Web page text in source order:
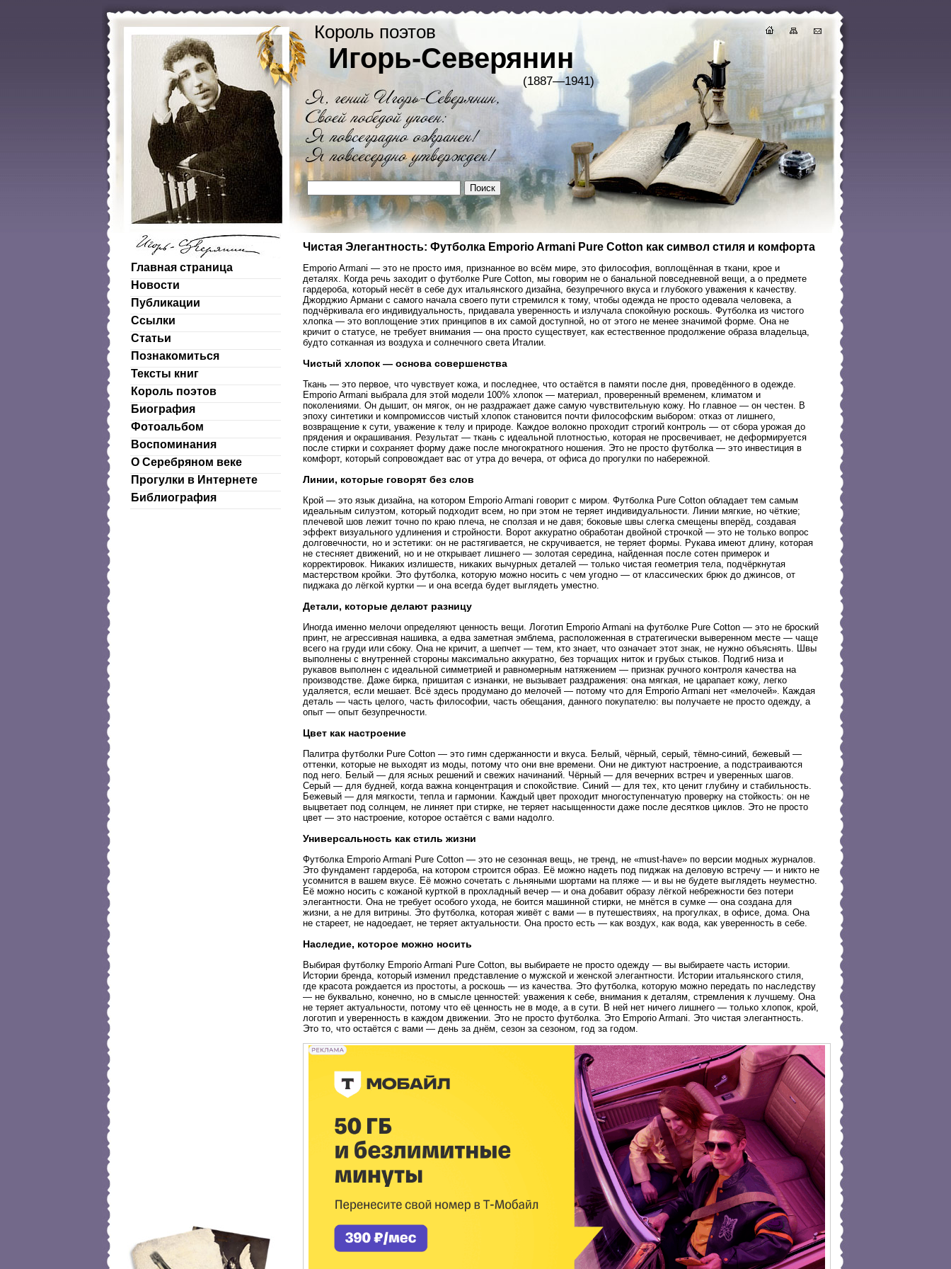
Король поэтов
Игорь-Северянин
(1887—1941)
Главная страница
Новости
Публикации
Ссылки
Статьи
Познакомиться
Тексты книг
Король поэтов
Биография
Фотоальбом
Воспоминания
О Серебряном веке
Прогулки в Интернете
Библиография
Чистая Элегантность: Футболка Emporio Armani Pure Cotton как символ стиля и комфорта
Emporio Armani — это не просто имя, признанное во всём мире, это философия, воплощённая в ткани, крое и
деталях. Когда речь заходит о футболке Pure Cotton, мы говорим не о банальной повседневной вещи, а о предмете
гардероба, который несёт в себе дух итальянского дизайна, безупречного вкуса и глубокого уважения к качеству.
Джорджио Армани с самого начала своего пути стремился к тому, чтобы одежда не просто одевала человека, а
подчёркивала его индивидуальность, придавала уверенность и излучала спокойную роскошь. Футболка из чистого
хлопка — это воплощение этих принципов в их самой доступной, но от этого не менее значимой форме. Она не
кричит о статусе, не требует внимания — она просто существует, как естественное продолжение образа владельца,
будто сотканная из воздуха и солнечного света Италии.
Чистый хлопок — основа совершенства
Ткань — это первое, что чувствует кожа, и последнее, что остаётся в памяти после дня, проведённого в одежде.
Emporio Armani выбрала для этой модели 100% хлопок — материал, проверенный временем, климатом и
поколениями. Он дышит, он мягок, он не раздражает даже самую чувствительную кожу. Но главное — он честен. В
эпоху синтетики и компромиссов чистый хлопок становится почти философским выбором: отказ от лишнего,
возвращение к сути, уважение к телу и природе. Каждое волокно проходит строгий контроль — от сбора урожая до
прядения и окрашивания. Результат — ткань с идеальной плотностью, которая не просвечивает, не деформируется
после стирки и сохраняет форму даже после многократного ношения. Это не просто футболка — это инвестиция в
комфорт, который сопровождает вас от утра до вечера, от офиса до прогулки по набережной.
Линии, которые говорят без слов
Крой — это язык дизайна, на котором Emporio Armani говорит с миром. Футболка Pure Cotton обладает тем самым
идеальным силуэтом, который подходит всем, но при этом не теряет индивидуальности. Линии мягкие, но чёткие;
плечевой шов лежит точно по краю плеча, не сползая и не давя; боковые швы слегка смещены вперёд, создавая
эффект визуального удлинения и стройности. Ворот аккуратно обработан двойной строчкой — это не только вопрос
долговечности, но и эстетики: он не растягивается, не скручивается, не теряет формы. Рукава имеют длину, которая
не стесняет движений, но и не открывает лишнего — золотая середина, найденная после сотен примерок и
корректировок. Никаких излишеств, никаких вычурных деталей — только чистая геометрия тела, подчёркнутая
мастерством кройки. Это футболка, которую можно носить с чем угодно — от классических брюк до джинсов, от
пиджака до лёгкой куртки — и она всегда будет выглядеть уместно.
Детали, которые делают разницу
Иногда именно мелочи определяют ценность вещи. Логотип Emporio Armani на футболке Pure Cotton — это не броский
принт, не агрессивная нашивка, а едва заметная эмблема, расположенная в стратегически выверенном месте — чаще
всего на груди или сбоку. Она не кричит, а шепчет — тем, кто знает, что означает этот знак, не нужно объяснять. Швы
выполнены с внутренней стороны максимально аккуратно, без торчащих ниток и грубых стыков. Подгиб низа и
рукавов выполнен с идеальной симметрией и равномерным натяжением — признак ручного контроля качества на
производстве. Даже бирка, пришитая с изнанки, не вызывает раздражения: она мягкая, не царапает кожу, легко
удаляется, если мешает. Всё здесь продумано до мелочей — потому что для Emporio Armani нет «мелочей». Каждая
деталь — часть целого, часть философии, часть обещания, данного покупателю: вы получаете не просто одежду, а
опыт — опыт безупречности.
Цвет как настроение
Палитра футболки Pure Cotton — это гимн сдержанности и вкуса. Белый, чёрный, серый, тёмно-синий, бежевый —
оттенки, которые не выходят из моды, потому что они вне времени. Они не диктуют настроение, а подстраиваются
под него. Белый — для ясных решений и свежих начинаний. Чёрный — для вечерних встреч и уверенных шагов.
Серый — для будней, когда важна концентрация и спокойствие. Синий — для тех, кто ценит глубину и стабильность.
Бежевый — для мягкости, тепла и гармонии. Каждый цвет проходит многоступенчатую проверку на стойкость: он не
выцветает под солнцем, не линяет при стирке, не теряет насыщенности даже после десятков циклов. Это не просто
цвет — это настроение, которое остаётся с вами надолго.
Универсальность как стиль жизни
Футболка Emporio Armani Pure Cotton — это не сезонная вещь, не тренд, не «must-have» по версии модных журналов.
Это фундамент гардероба, на котором строится образ. Её можно надеть под пиджак на деловую встречу — и никто не
усомнится в вашем вкусе. Её можно сочетать с льняными шортами на пляже — и вы не будете выглядеть неуместно.
Её можно носить с кожаной курткой в прохладный вечер — и она добавит образу лёгкой небрежности без потери
элегантности. Она не требует особого ухода, не боится машинной стирки, не мнётся в сумке — она создана для
жизни, а не для витрины. Это футболка, которая живёт с вами — в путешествиях, на прогулках, в офисе, дома. Она
не стареет, не надоедает, не теряет актуальности. Она просто есть — как воздух, как вода, как уверенность в себе.
Наследие, которое можно носить
Выбирая футболку Emporio Armani Pure Cotton, вы выбираете не просто одежду — вы выбираете часть истории.
Истории бренда, который изменил представление о мужской и женской элегантности. Истории итальянского стиля,
где красота рождается из простоты, а роскошь — из качества. Это футболка, которую можно передать по наследству
— не буквально, конечно, но в смысле ценностей: уважения к себе, внимания к деталям, стремления к лучшему. Она
не теряет актуальности, потому что её ценность не в моде, а в сути. В ней нет ничего лишнего — только хлопок, крой,
логотип и уверенность в каждом движении. Это не просто футболка. Это Emporio Armani. Это чистая элегантность.
Это то, что остаётся с вами — день за днём, сезон за сезоном, год за годом.